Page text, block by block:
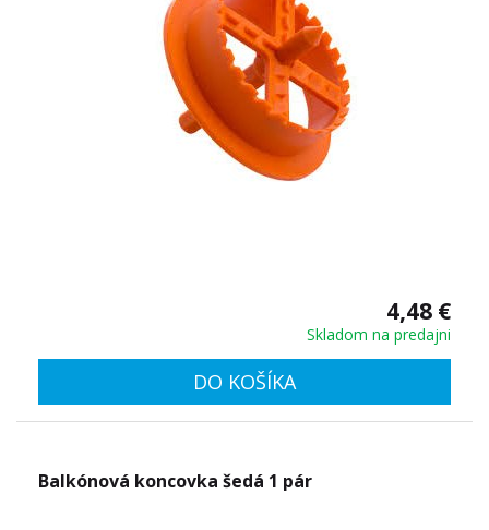
4,48 €
Skladom na predajni
DO KOŠÍKA
Balkónová koncovka šedá 1 pár